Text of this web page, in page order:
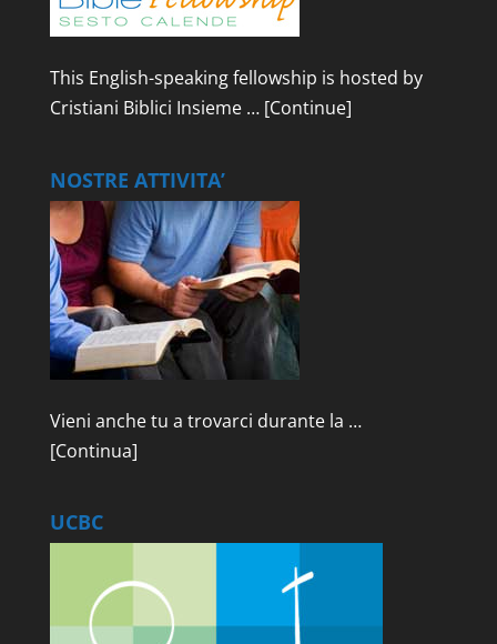
This English-speaking fellowship is hosted by
Cristiani Biblici Insieme … [Continue]
NOSTRE ATTIVITA’
Vieni anche tu a trovarci durante la …
[Continua]
UCBC